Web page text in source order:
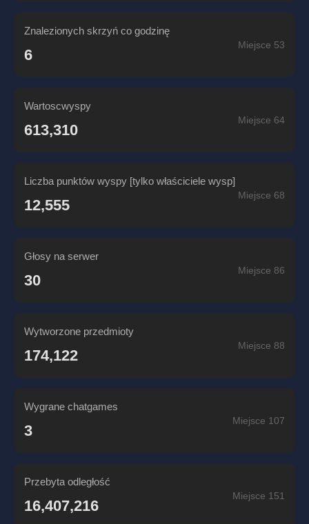
Znalezionych skrzyń co godzinę
6
Miejsce 53
Wartoscwyspy
613,310
Miejsce 64
Liczba punktów wyspy [tylko właściciele wysp]
12,555
Miejsce 68
Głosy na serwer
30
Miejsce 86
Wytworzone przedmioty
174,122
Miejsce 88
Wygrane chatgames
3
Miejsce 107
Przebyta odległość
16,407,216
Miejsce 151